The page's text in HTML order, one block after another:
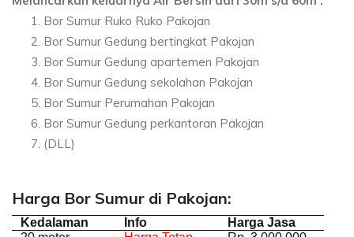
Bor Sumur Ruko Ruko Pakojan
Bor Sumur Gedung bertingkat Pakojan
Bor Sumur Gedung apartemen Pakojan
Bor Sumur Gedung sekolahan Pakojan
Bor Sumur Perumahan Pakojan
Bor Sumur Gedung perkantoran Pakojan
(DLL)
Harga Bor Sumur di Pakojan:
Kedalaman Info
Harga Jasa